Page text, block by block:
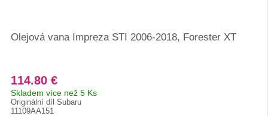
Olejová vana Impreza STI 2006-2018, Forester XT
114.80 €
Skladem více než 5 Ks
Originální díl Subaru
11109AA151